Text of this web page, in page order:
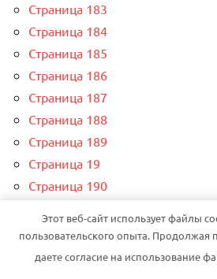
Страница 183
Страница 184
Страница 185
Страница 186
Страница 187
Страница 188
Страница 189
Страница 19
Страница 190
Этот веб-сайт использует файлы
пользовательского опыта. Продолжая
даете согласие на использование